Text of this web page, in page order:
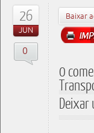
26
JUN
0
Baixar
0
Deixar